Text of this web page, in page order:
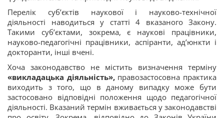
Перелік суб’єктів наукової і науково-технічної
діяльності наводиться у статті 4 вказаного Закону.
Такими суб’єктами, зокрема, є наукові працівники,
науково-педагогічні працівники, аспіранти, ад’юнкти і
докторанти, інші вчені.
Хоча законодавство не містить визначення терміну
«викладацька діяльність»,правозастосовна практика
виходить з того, що в даному випадку може бути
застосовано відповідні положення щодо педагогічної
діяльності. Вказаний термін вживається у законодавстві